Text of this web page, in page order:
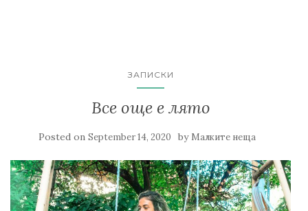
ЗАПИСКИ
Все още е лято
Posted on September 14, 2020 by Малките неща